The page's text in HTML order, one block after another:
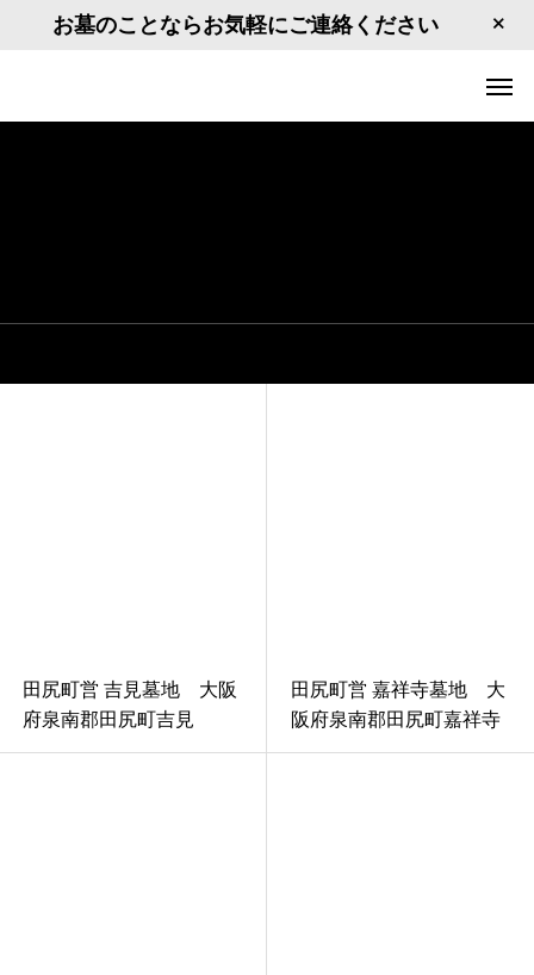
お墓のことならお気軽にご連絡ください
田尻町営 吉見墓地 大阪
府泉南郡田尻町吉見
田尻町営 嘉祥寺墓地 大
阪府泉南郡田尻町嘉祥寺